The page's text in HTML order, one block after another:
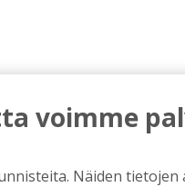
voimme
Näiden